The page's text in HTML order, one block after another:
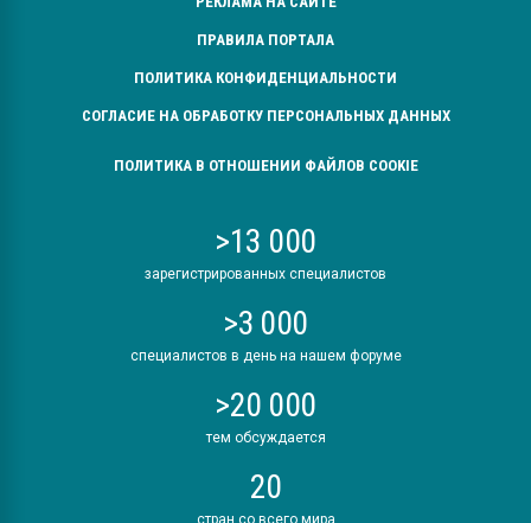
ПРАВИЛА ПОРТАЛА
ПОЛИТИКА КОНФИДЕНЦИАЛЬНОСТИ
СОГЛАСИЕ НА ОБРАБОТКУ ПЕРСОНАЛЬНЫХ ДАННЫХ
ПОЛИТИКА В ОТНОШЕНИИ ФАЙЛОВ COOKIE
>13 000
зарегистрированных специалистов
>3 000
специалистов в день на нашем форуме
>20 000
тем обсуждается
20
стран со всего мира